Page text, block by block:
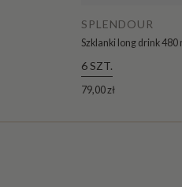
SPLENDOUR
Szklanki long drink 480
6 SZT.
79,00 zł